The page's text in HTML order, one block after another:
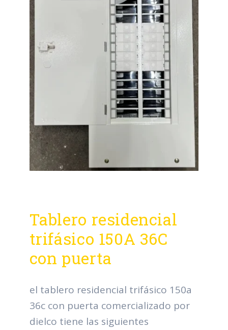
Tablero residencial
trifásico 150A 36C
con puerta
el tablero residencial trifásico 150a
36c con puerta comercializado por
dielco tiene las siguientes